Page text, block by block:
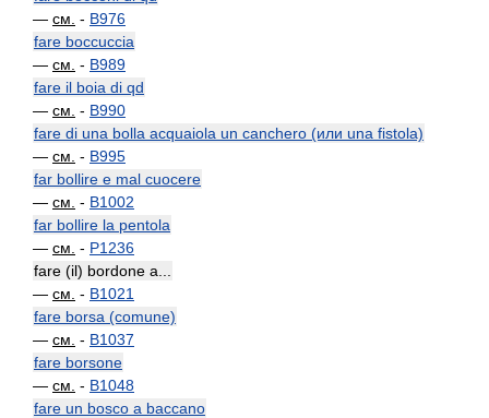
— см. - B976
fare boccuccia
— см. - B989
fare il boia di qd
— см. - B990
fare di una bolla acquaiola un canchero (или una fistola)
— см. - B995
far bollire e mal cuocere
— см. - B1002
far bollire la pentola
— см. - P1236
fare (il) bordone a...
— см. - B1021
fare borsa (comune)
— см. - B1037
fare borsone
— см. - B1048
fare un bosco a baccano